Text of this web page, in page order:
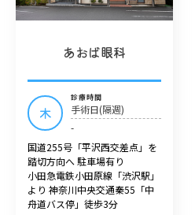
あおば眼科
木
診療時間
手術日(隔週)
-
国道255号「平沢西交差点」を
踏切方向へ 駐車場有り
小田急電鉄小田原線「渋沢駅」
より 神奈川中央交通秦55「中
舟道バス停」徒歩3分